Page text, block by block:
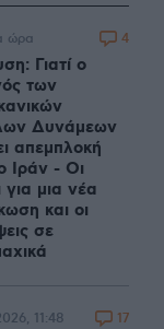
Γιατί ο
των
Δυνάμεων
απεμπλοκή
Ιράν - Οι
μια νέα
και οι
σε
ώρα 4
11:48 17